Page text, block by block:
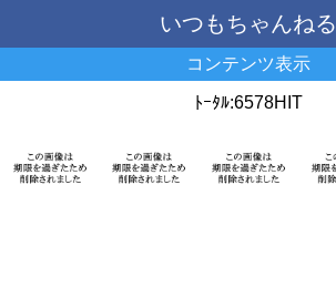
いつもちゃんねる
コンテンツ表示
ﾄｰﾀﾙ:6578HIT